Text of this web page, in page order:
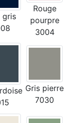
gris
Rouge
pourpre
3004
Gris pierre
7030